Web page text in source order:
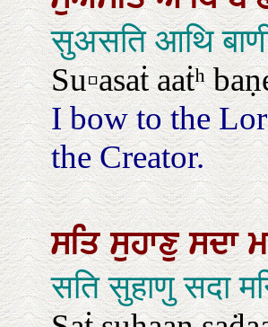
सुअसति आथि
Su▫asaṫ aaṫʰ
I bow to the
the Creator.
ਸਤਿਸੁਹਾਣੁਸਦਾ
सति सुहाणु सदा